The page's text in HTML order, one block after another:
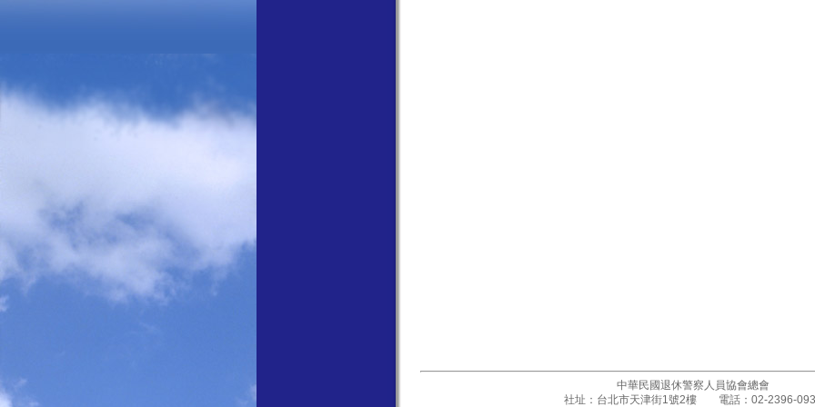
中華民國退休警察人員協會總會
社址：台北市天津街1號2樓 電話：02-2396-